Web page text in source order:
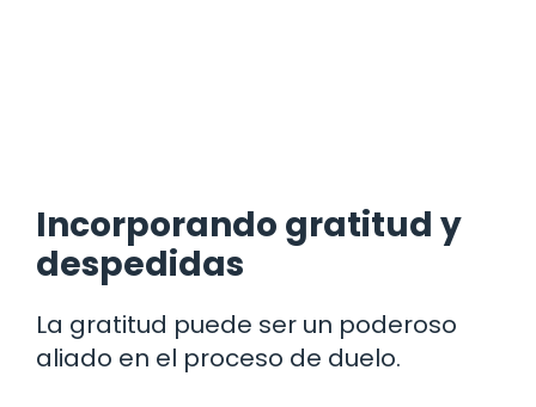
Incorporando gratitud y
despedidas
La gratitud puede ser un poderoso
aliado en el proceso de duelo.